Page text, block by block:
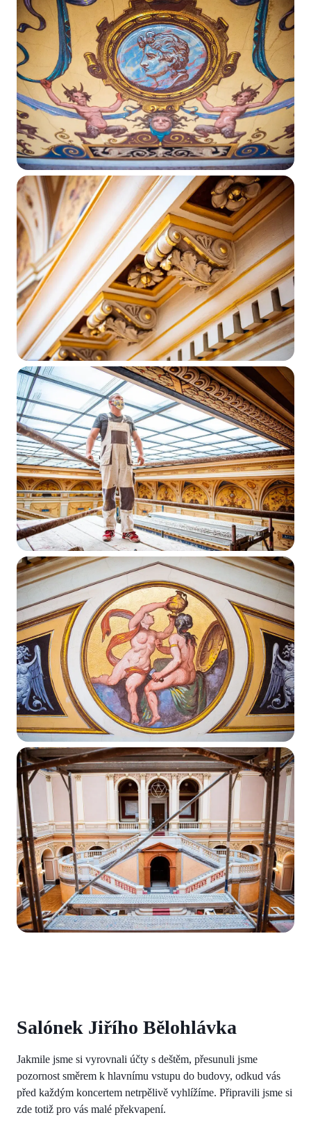
Salónek Jiřího Bělohlávka
Jakmile jsme si vyrovnali účty s deštěm, přesunuli jsme
pozornost směrem k hlavnímu vstupu do budovy, odkud vás
před každým koncertem netrpělivě vyhlížíme. Připravili jsme si
zde totiž pro vás malé překvapení.